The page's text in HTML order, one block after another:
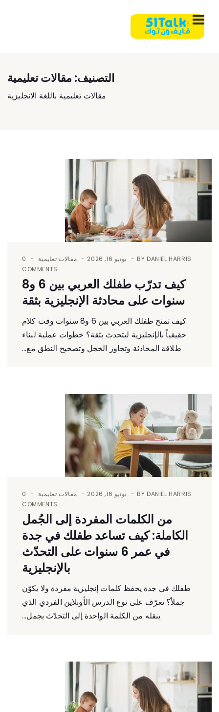
التصنيف: مقالات تعليمية
مقالات تعليمية باللغة الانجليزية
BY DANIEL HARRIS يونيو 16, 2026 مقالات تعليمية
0
COMMENTS
كيف تدرّب طفلك العربي بين 6 و8
سنوات على محادثة الإنجليزية بثقة
كيف تمنح طفلك العربي بين 6 و8 سنوات وقت كلام
حقيقياً بالإنجليزية ليتحدث بثقة؟ خطوات عملية لبناء
طلاقة المحادثة وتجاوز الخجل وتصحيح النطق مع...
BY DANIEL HARRIS يونيو 16, 2026 مقالات تعليمية
0
COMMENTS
من الكلمات المفردة إلى الجُمل
الكاملة: كيف تساعد طفلك في جدة
في عمر 6 سنوات على التحدّث
بالإنجليزية
طفلك في جدة يحفظ كلمات إنجليزية مفردة ولا يكوّن
جملاً؟ تعرّف على نوع الدرس الأونلاين الفردي الذي
ينقله من الكلمة الواحدة إلى التحدّث بجمل...